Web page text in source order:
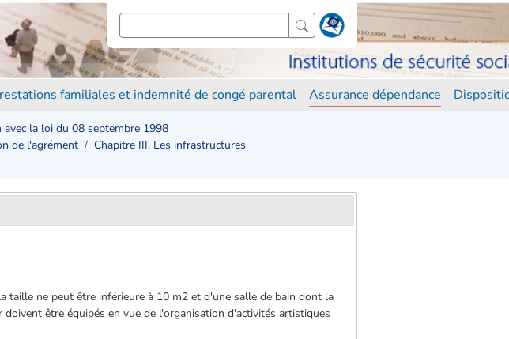
familiales et indemnité de congé parental Assurance dépendance
avec la loi du 08 septembre 1998
de l'agrément
Chapitre III. Les infrastructures
taille ne peut être inférieure à 10 m2 et d'une salle de bain dont la
être équipés en vue de l'organisation d'activités artistiques